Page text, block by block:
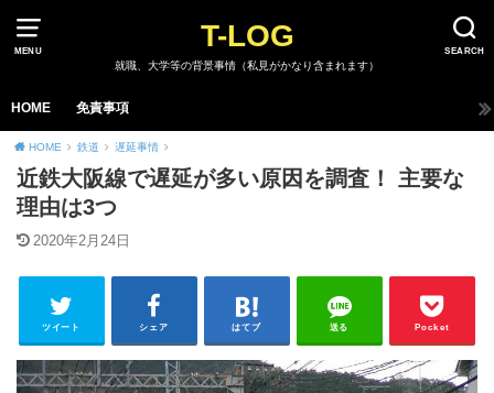
MENU SEARCH
T-LOG
就職、大学等の背景事情（私見がかなり含まれます）
HOME 免責事項
HOME 鉄道 遅延事情
近鉄大阪線で遅延が多い原因を調査！ 主要な
理由は3つ
2020年2月24日
ツイート シェア はてブ 送る Pocket